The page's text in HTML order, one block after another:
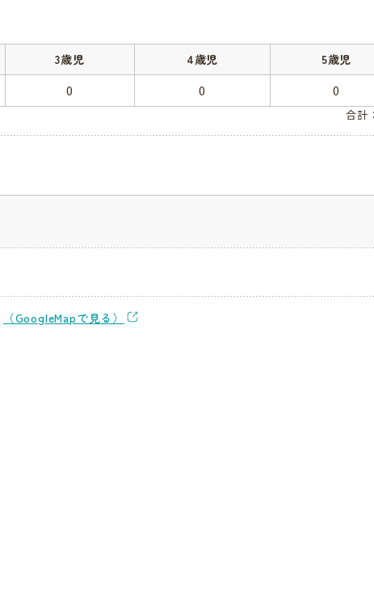
3歳児 4歳児 5歳児
0 0 0
合計
（GoogleMapで見る）